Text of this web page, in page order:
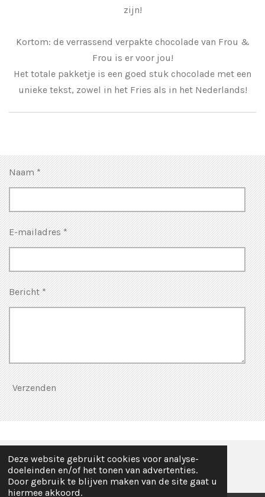
Deze website gebruikt cookies voor analyse-
doeleinden en/of het tonen van advertenties.
Door gebruik te blijven maken van de site gaat u
hiermee akkoord.
zijn!
Kortom: de verrassend verpakte chocolade van Frou &
Frou is er voor jou!
Het totale pakketje is een goed stuk chocolade met een
unieke tekst, zowel in het Fries als in het Nederlands!
Naam *
E-mailadres *
Bericht *
Verzenden
© 2017 - 2026 Frou & Frou Sûkelade en Mear